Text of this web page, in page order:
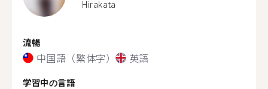
Hirakata
流暢
中国語（繁体字） 英語
学習中の言語